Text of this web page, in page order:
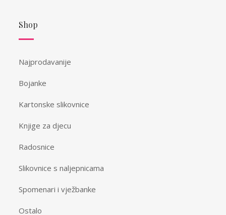
Shop
Najprodavanije
Bojanke
Kartonske slikovnice
Knjige za djecu
Radosnice
Slikovnice s naljepnicama
Spomenari i vježbanke
Ostalo